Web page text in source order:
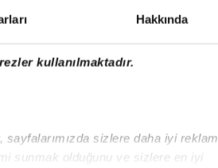
Hakkında
kullanılmaktadır.
sizlere daha iyi reklam
sunmak olduğunu ve sizlere en iyi